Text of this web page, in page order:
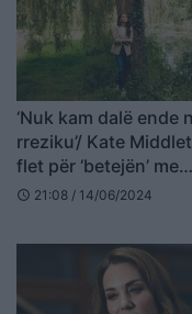
‘Nuk kam dalë ende
rreziku’/ Kate
flet për ‘betejën’ me
kancerin
schedule 21:08 / 14/06/2024